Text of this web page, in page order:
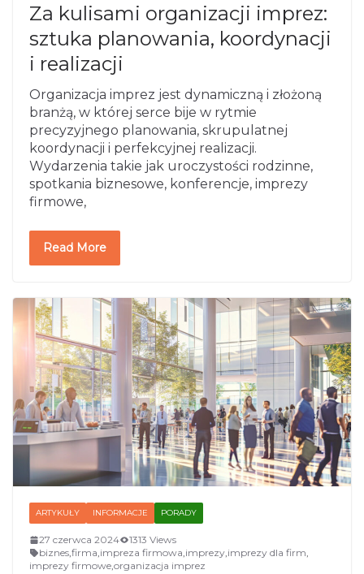
Za kulisami organizacji imprez:
sztuka planowania, koordynacji
i realizacji
Organizacja imprez jest dynamiczną i złożoną
branżą, w której serce bije w rytmie
precyzyjnego planowania, skrupulatnej
koordynacji i perfekcyjnej realizacji.
Wydarzenia takie jak uroczystości rodzinne,
spotkania biznesowe, konferencje, imprezy
firmowe,
Read More
ARTYKUŁY INFORMACJE PORADY
27 czerwca 2024
1313 Views
biznes firma impreza firmowa imprezy imprezy dla firm
imprezy firmowe organizacja imprez